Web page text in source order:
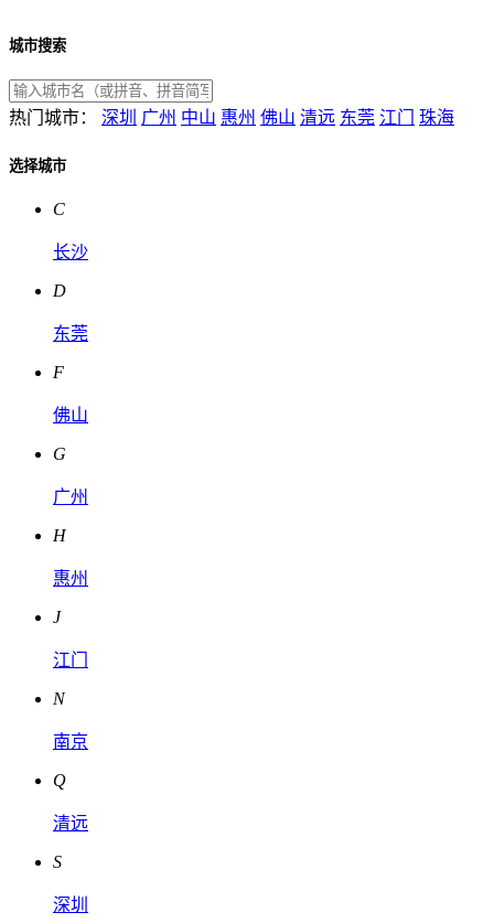
城市搜索
热门城市： 深圳 广州 中山 惠州 佛山 清远 东莞 江门 珠海
选择城市
C
长沙
D
东莞
F
佛山
G
广州
H
惠州
J
江门
N
南京
Q
清远
S
深圳